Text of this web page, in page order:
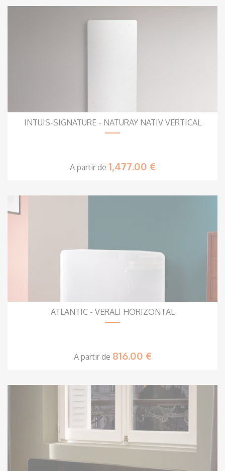
INTUIS-SIGNATURE - NATURAY NATIV VERTICAL
A partir de 1,477.00 €
ATLANTIC - VERALI HORIZONTAL
A partir de 816.00 €